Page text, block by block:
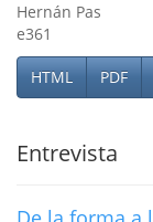
Hernán Pas
e361
HTML PDF
Entrevista